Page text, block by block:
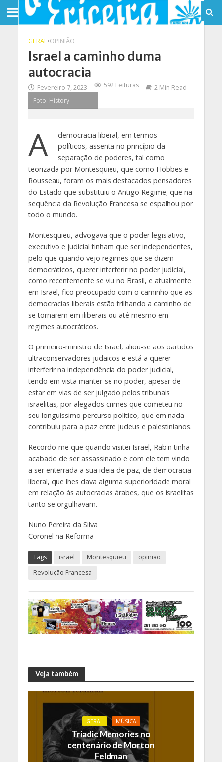
GERAL•OPINIÃO
Israel a caminho duma
autocracia
Fevereiro 7, 2023 592 Leituras
2 Min Read
Foto: History
A
democracia liberal, em termos
políticos, assenta no princípio da
separação de poderes, tal como
teorizada por Montesquieu, que como Hobbes e
Rousseau, foram os mais destacados pensadores
do Estado que substituiu o Antigo Regime, que na
sequência da Revolução Francesa se espalhou por
todo o mundo.
Montesquieu, advogava que o poder legislativo,
executivo e judicial tinham que ser independentes,
pelo que quando vejo regimes que se dizem
democráticos, querer interferir no poder judicial,
como recentemente se viu no Brasil, e atualmente
em Israel, fico preocupado com o caminho que as
democracias liberais estão trilhando a caminho de
se tornarem em iliberais ou até mesmo em
regimes autocráticos.
O primeiro-ministro de Israel, aliou-se aos partidos
ultraconservadores judaicos e está a querer
interferir na independência do poder judicial,
tendo em vista manter-se no poder, apesar de
estar em vias de ser julgado pelos tribunais
israelitas, por alegados crimes que cometeu no
seu longuíssimo percurso político, que em nada
contribuiu para a paz entre judeus e palestinianos.
Recordo-me que quando visitei Israel, Rabin tinha
acabado de ser assassinado e com ele tem vindo
a ser enterrada a sua ideia de paz, de democracia
liberal, que lhes dava alguma superioridade moral
em relação às autocracias árabes, que os israelitas
tanto se orgulhavam.
Nuno Pereira da Silva
Coronel na Reforma
Tags israel Montesquieu
opinião
Revolução Francesa
Veja também
GERAL MÚSICA
Triadic Memories no
centenário de Morton
Feldman